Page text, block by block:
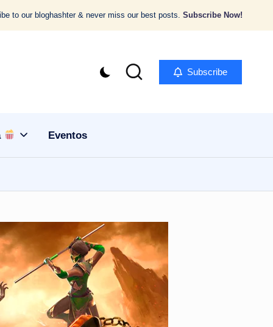
to our bloghashter & never miss our best posts. Subscribe Now!
Subscribe
Eventos